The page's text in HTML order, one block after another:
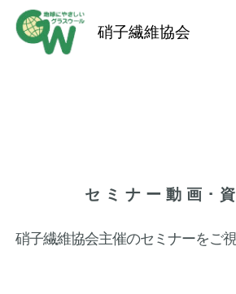
硝子繊維協会
セミナー動画･
硝子繊維協会主催のセミナーをご